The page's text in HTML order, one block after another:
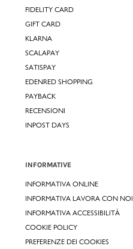
FIDELITY CARD
GIFT CARD
KLARNA
SCALAPAY
SATISPAY
EDENRED SHOPPING
PAYBACK
RECENSIONI
INPOST DAYS
INFORMATIVE
INFORMATIVA ONLINE
INFORMATIVA LAVORA CON NOI
INFORMATIVA ACCESSIBILITÀ
COOKIE POLICY
PREFERENZE DEI COOKIES